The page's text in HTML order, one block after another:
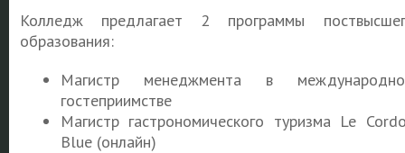
Колледж предлагает 2 программы
образования:
Магистр менеджмента в
гостеприимстве
Магистр гастрономического туризма Le
Blue (онлайн)